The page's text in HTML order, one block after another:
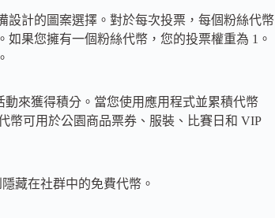
設計的圖案選擇。對於每次投票，每個粉絲代幣
果您擁有一個粉絲代幣，您的投票權重為 1。
來獲得積分。當您使用應用程式並累積代幣
幣可用於公園商品票券、服裝、比賽日和 VIP
藏在社群中的免費代幣。